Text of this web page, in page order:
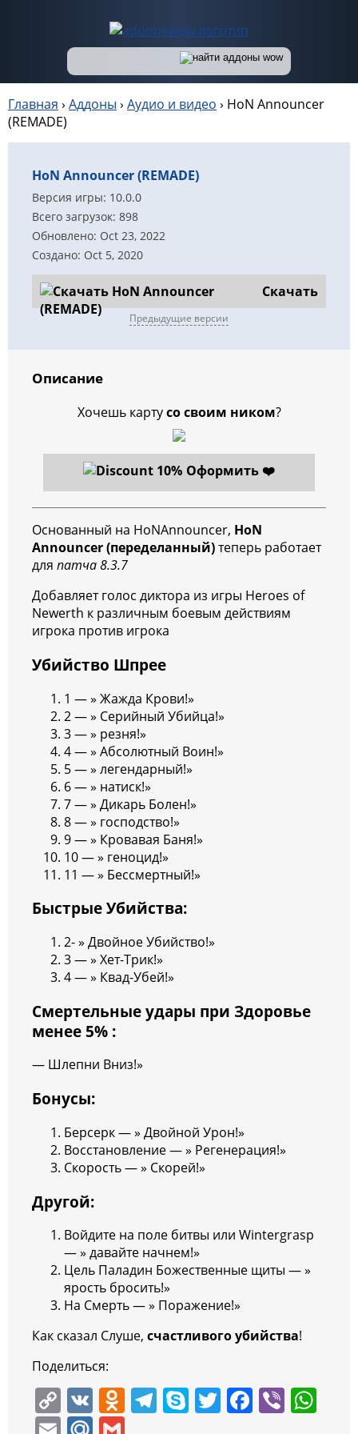
Главная › Аддоны › Аудио и видео › HoN Announcer
(REMADE)
HoN Announcer (REMADE)
Версия игры: 10.0.0
Всего загрузок: 898
Обновлено: Oct 23, 2022
Создано: Oct 5, 2020
Скачать
Предыдущие версии
Описание
Хочешь картусо своим ником?
Оформить ❤️
Основанный на HoNAnnouncer, HoN
Announcer (переделанный)теперь работает
для патча 8.3.7
Добавляет голос диктора из игры Heroes of
Newerth к различным боевым действиям
игрока против игрока
Убийство Шпрее
1 — » Жажда Крови!»
2 — » Серийный Убийца!»
3 — » резня!»
4 — » Абсолютный Воин!»
5 — » легендарный!»
6 — » натиск!»
7 — » Дикарь Болен!»
8 — » господство!»
9 — » Кровавая Баня!»
10 — » геноцид!»
11 — » Бессмертный!»
Быстрые Убийства:
2- » Двойное Убийство!»
3 — » Хет-Трик!»
4 — » Квад-Убей!»
Смертельные удары при Здоровье
менее 5% :
— Шлепни Вниз!»
Бонусы:
Берсерк — » Двойной Урон!»
Восстановление — » Регенерация!»
Скорость — » Скорей!»
Другой:
Войдите на поле битвы или Wintergrasp
— » давайте начнем!»
Цель Паладин Божественные щиты — »
ярость бросить!»
На Смерть — » Поражение!»
Как сказал Слуше, счастливого убийства!
Поделиться:
C
o
V
K
O T S T F Vi